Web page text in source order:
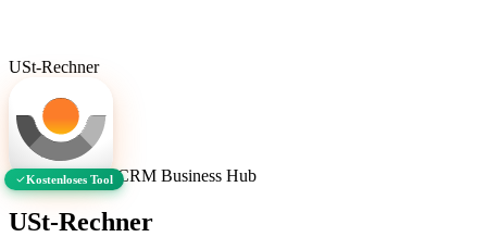
USt-Rechner
Kostenloses Tool CRM Business Hub
USt-Rechner